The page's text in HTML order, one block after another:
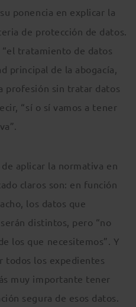
ponencia en explicar la
de protección de datos.
“el tratamiento de datos
principal de la abogacía,
profesión sin tratar datos
“sí o sí vamos a tener
aplicar la normativa en
claros son: en función
los datos que
distintos, pero “no
los que necesitemos”. Y
todos los expedientes
muy importante tener
segura de esos datos.